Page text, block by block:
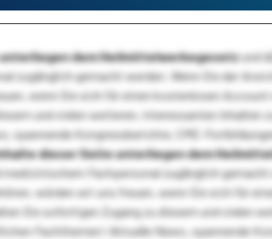
dem Heilmittelwerbegesetzund
zugänglich gemacht werden. Wenn Sie der
wenn Sie sich für einen kostenlosen
und vielen weiteren, interessanten
spannende Kongressberichte, CME-
dieser Seite unterliegen dem
Fachpersonal zugänglich
würden wir uns freuen, wenn Sie sich für
Sie sofortigen Zugang zu diesem und vielen
Fachthemen! Aktuelle News, spannende